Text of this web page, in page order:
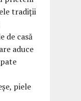
piele